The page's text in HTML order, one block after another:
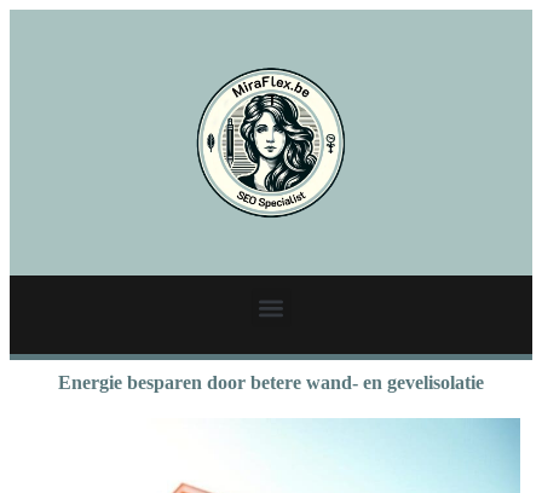
Energie besparen door betere wand- en gevelisolatie